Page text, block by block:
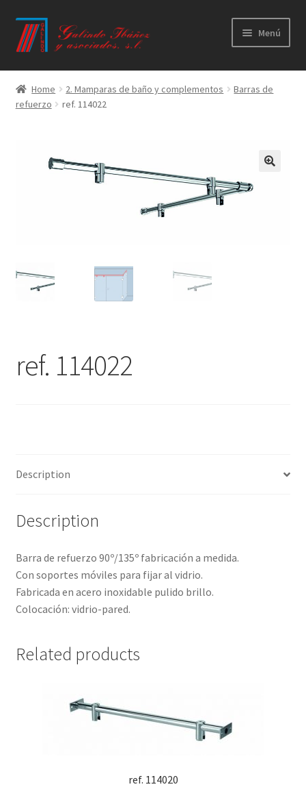
Ir
a
Ir
al
Menú
Principal
Productos
Trabaja con nosotros
Home 2. Mamparas de baño y complementos
Barras de
refuerzo
ref. 114022
ref. 114022
Description
Description
Barra de refuerzo 90º/135º fabricación a medida.
Con soportes móviles para fijar al vidrio.
Fabricada en acero inoxidable pulido brillo.
Colocación: vidrio-pared.
Related products
ref. 114020